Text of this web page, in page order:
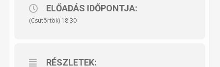
ELŐADÁS IDŐPONTJA:
(Csütörtök) 18:30
RÉSZLETEK: